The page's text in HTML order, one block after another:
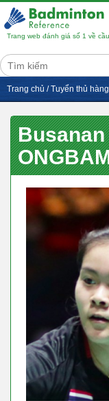
Trang web đánh giá số 1 về
Trang chủ /Tuyển thủ
Busanan